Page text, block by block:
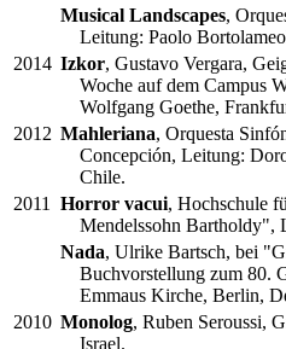
Musical Landscapes,
Leitung: Paolo
2014 Izkor, Gustavo Vergara,
Woche auf dem Campus
Wolfgang Goethe,
2012 Mahleriana, Orquesta
Concepción, Leitung:
Chile.
2011
Horror vacui, Hochschule
Mendelssohn Bartholdy",
Nada, Ulrike Bartsch, bei
Buchvorstellung zum 80.
Emmaus Kirche, Berlin,
2010 Monolog, Ruben Seroussi,
Israel.